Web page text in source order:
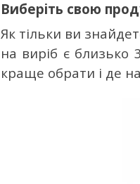
Виберіть свою
Як тільки ви
на виріб є близько
краще обрати і де